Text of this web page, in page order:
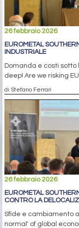
26 febbraio 2026
EUROMETAL
INDUSTRIALE
Domanda e costi sotto
deep! Are we risking
di Stefano Ferrari
26 febbraio 2026
EUROMETAL
CONTRO LA
Sfide e cambiamento
normal' of global